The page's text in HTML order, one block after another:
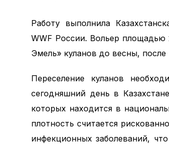
Работу выполнила
WWF России. Вольер площадью
Эмель» куланов до весны,
Переселение куланов
сегодняшний день в
которых находится в
плотность считается
инфекционных заболеваний,